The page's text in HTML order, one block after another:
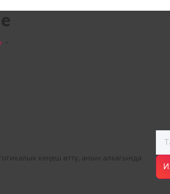
-
кеңеш өттү, анын алкагында